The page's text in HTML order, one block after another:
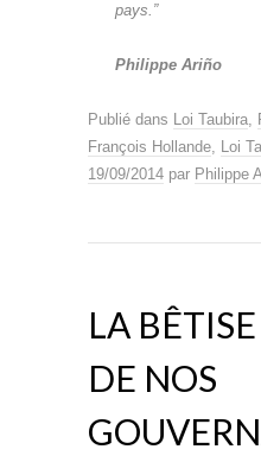
pays.”
Philippe Ariño
Publié dans Loi Taubira,
François Hollande, Loi
19/09/2014 par Philippe
LA
DE NOS